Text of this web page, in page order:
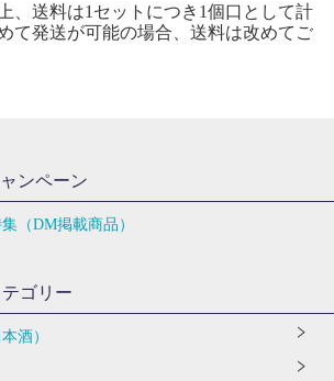
、送料は1セットにつき1個口として計
て発送が可能の場合、送料は改めてご
ンペーン
（DM掲載商品）
テゴリー
酒）